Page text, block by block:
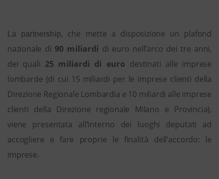
a partnership, che mette a disposizione un plafond
nazionale di 90 miliardi di euro nell’arco dei tre anni,
dei quali 25 miliardi di euro destinati alle imprese
lombarde (di cui 15 miliardi per le imprese clienti della
Direzione Regionale Lombardia e 10 miliardi alle imprese
clienti della Direzione regionale Milano e Provincia),
viene presentata all’interno dei luoghi deputati ad
accogliere e fare proprie le finalità dell’accordo: le
imprese.